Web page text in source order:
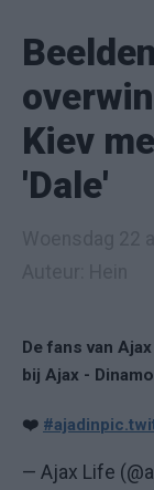
Kiev
'Dale'
De fans van
bij Ajax -
❤️ #ajadin
— Ajax Life